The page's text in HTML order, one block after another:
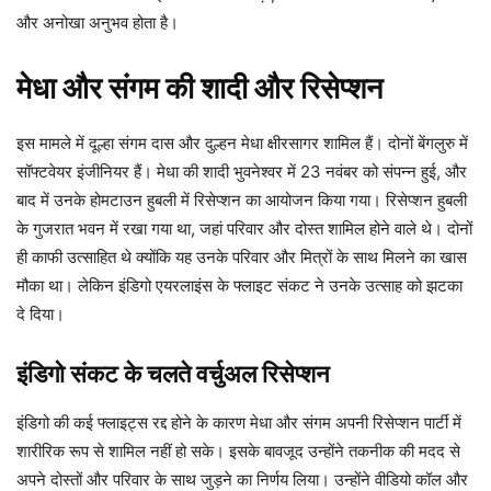
और अनोखा अनुभव होता है।
मेधा और संगम की शादी और रिसेप्शन
इस मामले में दूल्हा संगम दास और दुल्हन मेधा क्षीरसागर शामिल हैं। दोनों बेंगलुरु में
सॉफ्टवेयर इंजीनियर हैं। मेधा की शादी भुवनेश्वर में 23 नवंबर को संपन्न हुई, और
बाद में उनके होमटाउन हुबली में रिसेप्शन का आयोजन किया गया। रिसेप्शन हुबली
के गुजरात भवन में रखा गया था, जहां परिवार और दोस्त शामिल होने वाले थे। दोनों
ही काफी उत्साहित थे क्योंकि यह उनके परिवार और मित्रों के साथ मिलने का खास
मौका था। लेकिन इंडिगो एयरलाइंस के फ्लाइट संकट ने उनके उत्साह को झटका
दे दिया।
इंडिगो संकट के चलते वर्चुअल रिसेप्शन
इंडिगो की कई फ्लाइट्स रद्द होने के कारण मेधा और संगम अपनी रिसेप्शन पार्टी में
शारीरिक रूप से शामिल नहीं हो सके। इसके बावजूद उन्होंने तकनीक की मदद से
अपने दोस्तों और परिवार के साथ जुड़ने का निर्णय लिया। उन्होंने वीडियो कॉल और